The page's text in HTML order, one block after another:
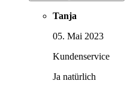
Tanja
05. Mai 2023
Kundenservice
Ja natürlich